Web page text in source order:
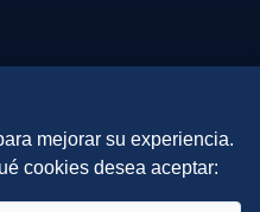
mejorar su experiencia.
cookies desea aceptar: